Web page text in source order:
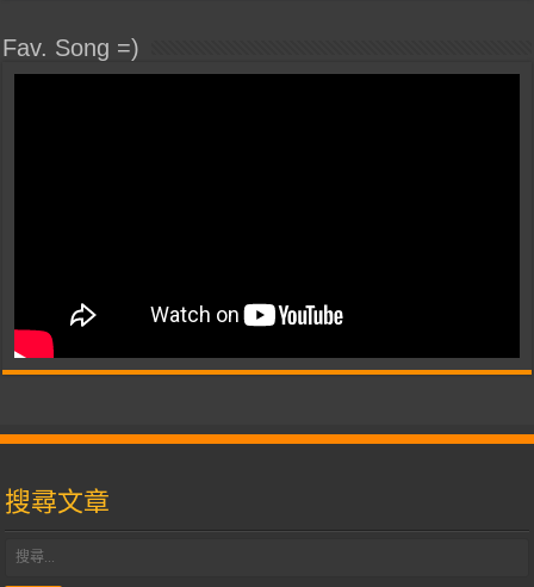
Fav. Song =)
搜尋文章